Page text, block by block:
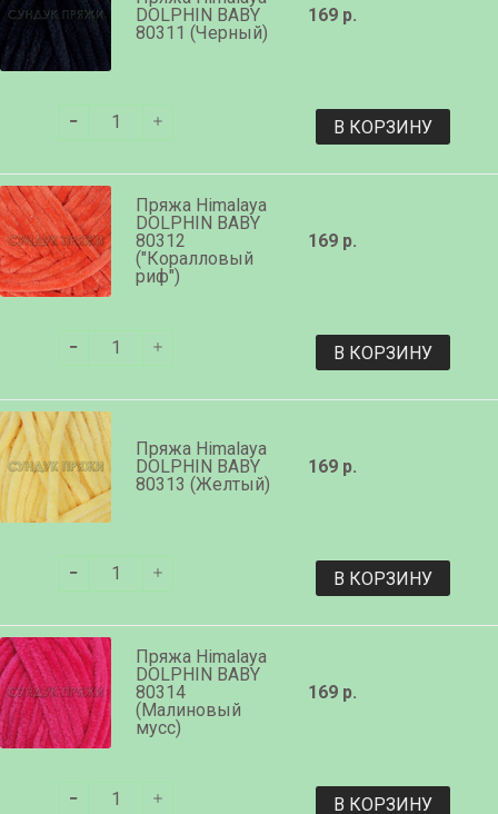
DOLPHIN BABY
80311 (Черный)
169 р.
В КОРЗИНУ
Пряжа Himalaya
DOLPHIN BABY
80312
("Коралловый
риф")
169 р.
В КОРЗИНУ
Пряжа Himalaya
DOLPHIN BABY
80313 (Желтый)
169 р.
В КОРЗИНУ
Пряжа Himalaya
DOLPHIN BABY
80314
(Малиновый
мусс)
169 р.
В КОРЗИНУ